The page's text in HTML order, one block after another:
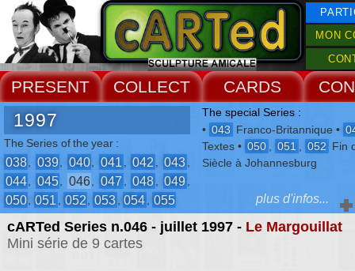
MON
PRESENT COLLECT CARDS
cARTed Series n.046 - juillet 1997 - Le Margouillat
Mini série de 9 cartes
1997
The Series of the year :
038, 039, 040, 041 , 042 , 043,
044, 045, 046, 047 , 048, 049,
050, 051 , 052, 053, 054, 055
The special Series :
• 043 Franco-Britannique •
Textes • 050 051 052 Fin
Siècle à Johannesburg
Encounters of the year :
Montreuil,Le Mans, Granville
plus d'infos...